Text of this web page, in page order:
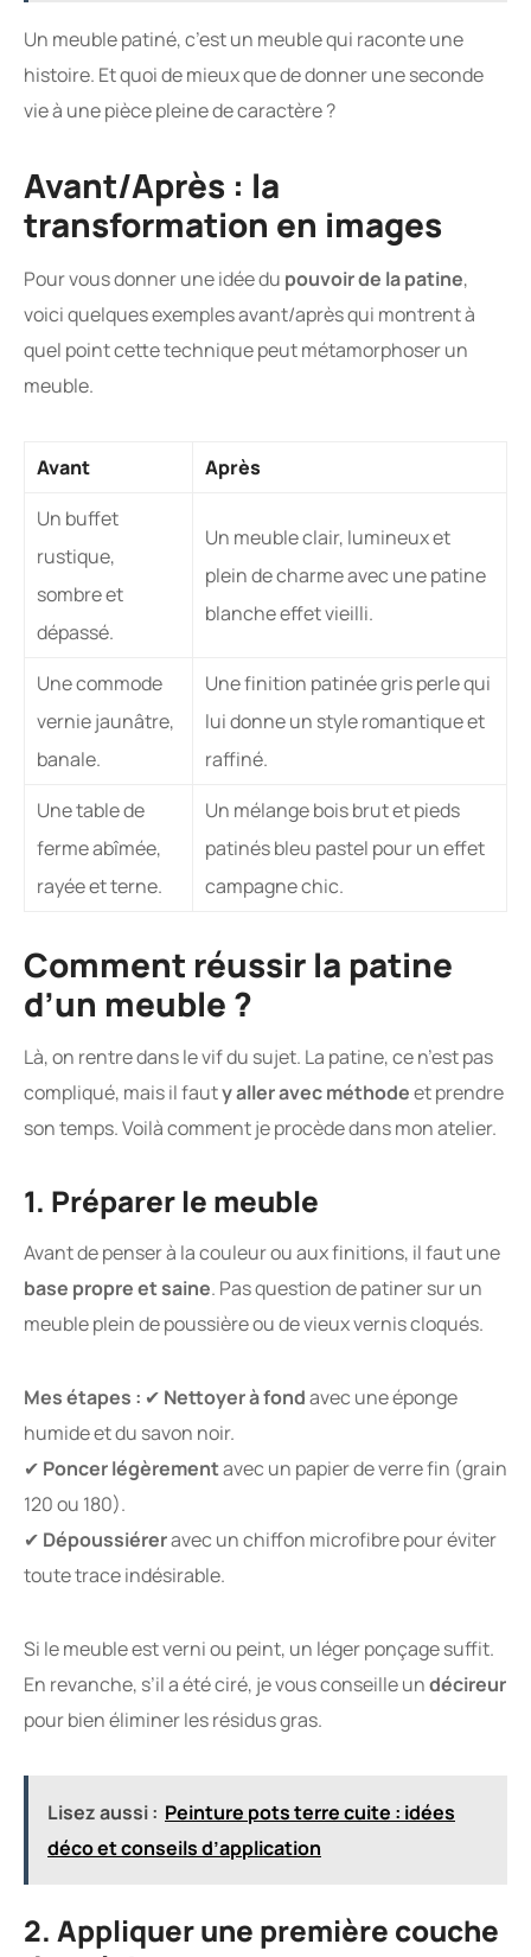
Un meuble patiné, c’est un meuble qui raconte une
histoire. Et quoi de mieux que de donner une seconde
vie à une pièce pleine de caractère ?
Avant/Après : la
transformation en images
Pour vous donner une idée du pouvoir de la patine,
voici quelques exemples avant/après qui montrent à
quel point cette technique peut métamorphoser un
meuble.
Avant
Après
Un buffet
rustique,
sombre et
dépassé.
Un meuble clair, lumineux et
plein de charme avec une patine
blanche effet vieilli.
Une commode
vernie jaunâtre,
banale.
Une finition patinée gris perle qui
lui donne un style romantique et
raffiné.
Une table de
ferme abîmée,
rayée et terne.
Un mélange bois brut et pieds
patinés bleu pastel pour un effet
campagne chic.
Comment réussir la patine
d’un meuble ?
Là, on rentre dans le vif du sujet. La patine, ce n’est pas
compliqué, mais il fauty aller avec méthodeet prendre
son temps. Voilà comment je procède dans mon atelier.
1. Préparer le meuble
Avant de penser à la couleur ou aux finitions, il faut une
base propre et saine. Pas question de patiner sur un
meuble plein de poussière ou de vieux vernis cloqués.
Mes étapes : ✔ Nettoyer à fondavec une éponge
humide et du savon noir.
✔ Poncer légèrementavec un papier de verre fin (grain
120 ou 180).
✔ Dépoussiéreravec un chiffon microfibre pour éviter
toute trace indésirable.
Si le meuble est verni ou peint, un léger ponçage suffit.
En revanche, s’il a été ciré, je vous conseille undécireur
pour bien éliminer les résidus gras.
Lisez aussi : Peinture pots terre cuite : idées
déco et conseils d’application
2. Appliquer une première couche